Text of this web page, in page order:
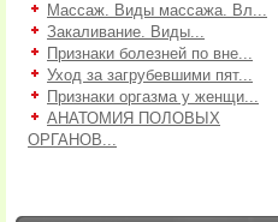
Массаж. Виды массажа. Вл...
Закаливание. Виды...
Признаки болезней по вне...
Уход за загрубевшими пят...
Признаки оргазма у женщи...
АНАТОМИЯ ПОЛОВЫХ
ОРГАНОВ...